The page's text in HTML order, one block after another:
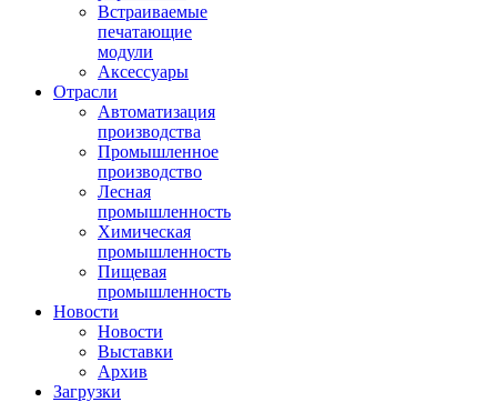
Встраиваемые
печатающие
модули
Аксессуары
Отрасли
Автоматизация
производства
Промышленное
производство
Лесная
промышленность
Химическая
промышленность
Пищевая
промышленность
Новости
Новости
Выставки
Архив
Загрузки